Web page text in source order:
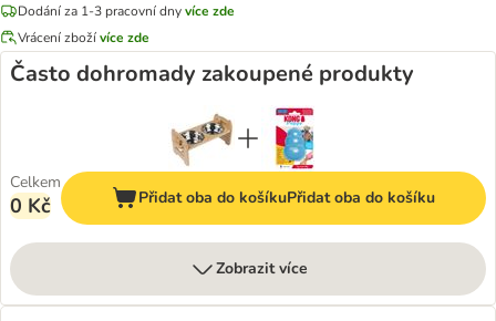
Dodání za 1-3 pracovní dnyvíce zde
Vrácení zbožívíce zde
Často dohromady zakoupené produkty
Celkem
0 Kč Přidat oba do košíkuPřidat oba do košíku
Zobrazit více